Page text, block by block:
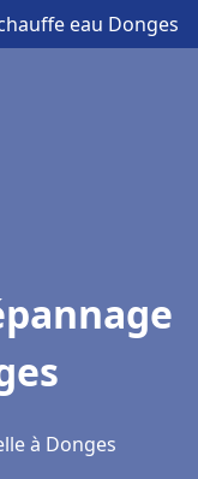
eau Donges
à Donges